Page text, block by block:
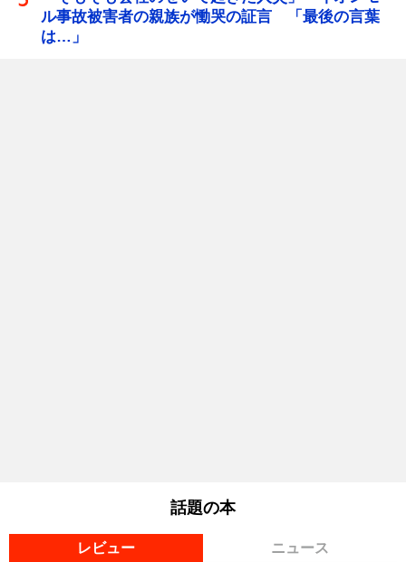
ル事故被害者の親族が慟哭の証言 「最後の言葉
は…」
話題の本
レビュー ニュース